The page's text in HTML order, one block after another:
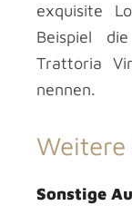
exquisite
Beispiel
Trattoria
nennen.
Sonstige